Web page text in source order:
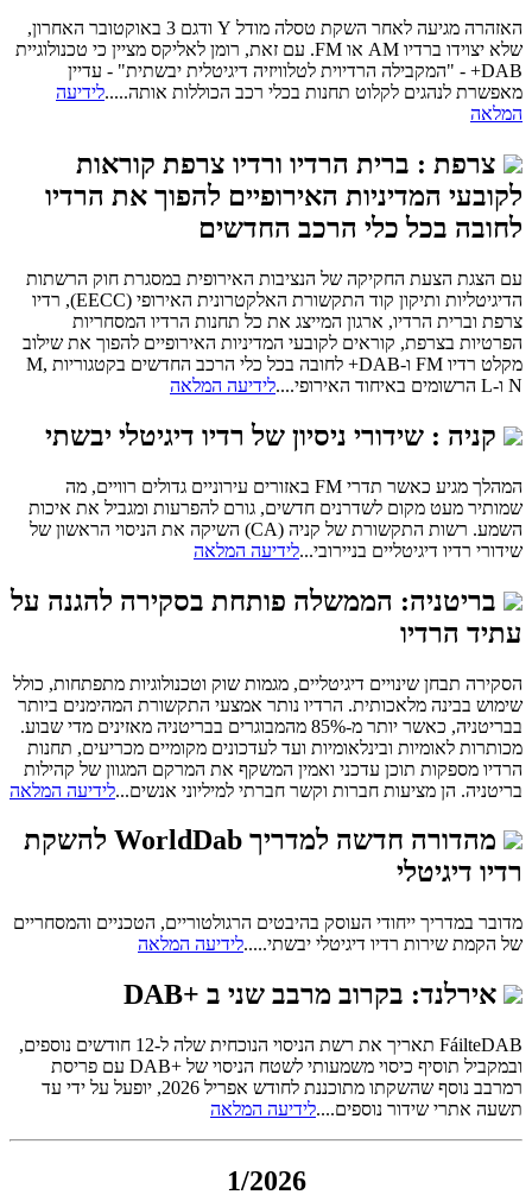
האזהרה מגיעה לאחר השקת טסלה מודל Y ודגם 3 באוקטובר האחרון,
שלא יצוידו ברדיו AM או FM. עם זאת, רומן לאליקס מציין כי טכנולוגיית
DAB+ - "המקבילה הרדיוית לטלוויזיה דיגיטלית יבשתית" - עדיין
מאפשרת לנהגים לקלוט תחנות בכלי רכב הכוללות אותה.....לידיעה
המלאה
צרפת : ברית הרדיו ורדיו צרפת קוראות
לקובעי המדיניות האירופיים להפוך את הרדיו
לחובה בכל כלי הרכב החדשים
עם הצגת הצעת החקיקה של הנציבות האירופית במסגרת חוק הרשתות
הדיגיטליות ותיקון קוד התקשורת האלקטרונית האירופי (EECC), רדיו
צרפת וברית הרדיו, ארגון המייצג את כל תחנות הרדיו המסחריות
הפרטיות בצרפת, קוראים לקובעי המדיניות האירופיים להפוך את שילוב
מקלט רדיו FM ו-DAB+ לחובה בכל כלי הרכב החדשים בקטגוריות M,
N ו-L הרשומים באיחוד האירופי....
לידיעה המלאה
קניה : שידורי ניסיון של רדיו דיגיטלי יבשתי
המהלך מגיע כאשר תדרי FM באזורים עירוניים גדולים רוויים, מה
שמותיר מעט מקום לשדרנים חדשים, גורם להפרעות ומגביל את איכות
השמע. רשות התקשורת של קניה (CA) השיקה את הניסוי הראשון של
שידורי רדיו דיגיטליים בניירובי...לידיעה המלאה
בריטניה: הממשלה פותחת בסקירה להגנה על
עתיד הרדיו
הסקירה תבחן שינויים דיגיטליים, מגמות שוק וטכנולוגיות מתפתחות, כולל
שימוש בבינה מלאכותית. הרדיו נותר אמצעי התקשורת המהימנים ביותר
בבריטניה, כאשר יותר מ-85% מהמבוגרים בבריטניה מאזינים מדי שבוע.
מכותרות לאומיות ובינלאומיות ועד לעדכונים מקומיים מכריעים, תחנות
הרדיו מספקות תוכן עדכני ואמין המשקף את המרקם המגוון של קהילות
בריטניה. הן מציעות חברות וקשר חברתי למיליוני אנשים...לידיעה המלאה
מהדורה חדשה למדריך WorldDab להשקת
רדיו דיגיטלי
מדובר במדריך ייחודי העוסק בהיבטים הרגולטוריים, הטכניים והמסחריים
של הקמת שירות רדיו דיגיטלי יבשתי.....לידיעה המלאה
אירלנד: בקרוב מרבב שני ב +DAB
FáilteDAB תאריך את רשת הניסוי הנוכחית שלה ל-12 חודשים נוספים,
ובמקביל תוסיף כיסוי משמעותי לשטח הניסוי של +DAB עם פריסת
רמרבב נוסף שהשקתו מתוכננת לחודש אפריל 2026, יופעל על ידי עד
תשעה אתרי שידור נוספים....לידיעה המלאה
1/2026